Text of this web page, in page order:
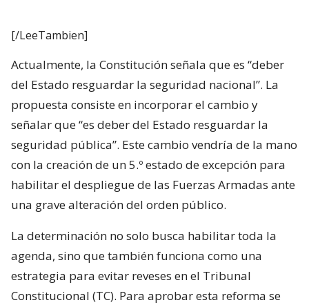
[/LeeTambien]
Actualmente, la Constitución señala que es “deber
del Estado resguardar la seguridad nacional”. La
propuesta consiste en incorporar el cambio y
señalar que “es deber del Estado resguardar la
seguridad pública”. Este cambio vendría de la mano
con la creación de un 5.º estado de excepción para
habilitar el despliegue de las Fuerzas Armadas ante
una grave alteración del orden público.
La determinación no solo busca habilitar toda la
agenda, sino que también funciona como una
estrategia para evitar reveses en el Tribunal
Constitucional (TC). Para aprobar esta reforma se